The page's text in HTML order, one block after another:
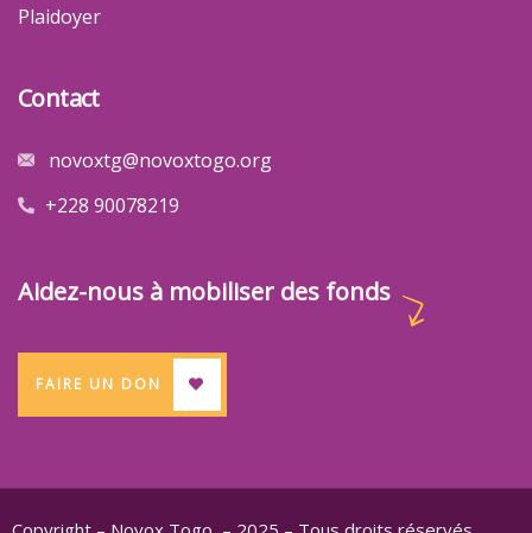
Plaidoyer
Contact
novoxtg@novoxtogo.org
+228 90078219
Aidez-nous à mobiliser des fonds
FAIRE UN DON